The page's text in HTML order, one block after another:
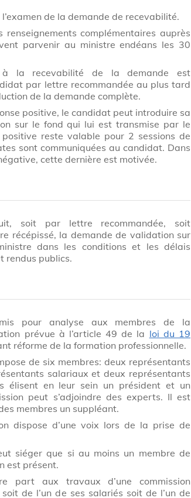
de la demande de recevabilité.
complémentaires auprès
parvenir au ministre endéans les 30
la recevabilité de la demande est
par lettre recommandée au plus tard
de la demande complète.
positive, le candidat peut introduire sa
sur le fond qui lui est transmise par le
reste valable pour 2 sessions de
sont communiquées au candidat. Dans
cette dernière est motivée.
soit par lettre recommandée, soit
récépissé, la demande de validation sur
dans les conditions et les délais
rendus publics.
pour analyse aux membres de la
prévue à l’article 49 de la loi du 19
réforme de la formation professionnelle.
de six membres: deux représentants
salariaux et deux représentants
élisent en leur sein un président et un
peut s’adjoindre des experts. Il est
membres un suppléant.
dispose d’une voix lors de la prise de
siéger que si au moins un membre de
est présent.
part aux travaux d’une commission
de l’un de ses salariés soit de l’un de